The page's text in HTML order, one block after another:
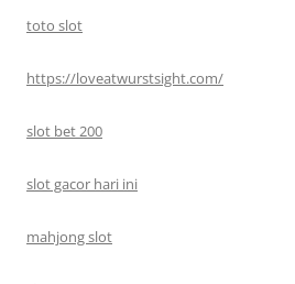
toto slot
https://loveatwurstsight.com/
slot bet 200
slot gacor hari ini
mahjong slot